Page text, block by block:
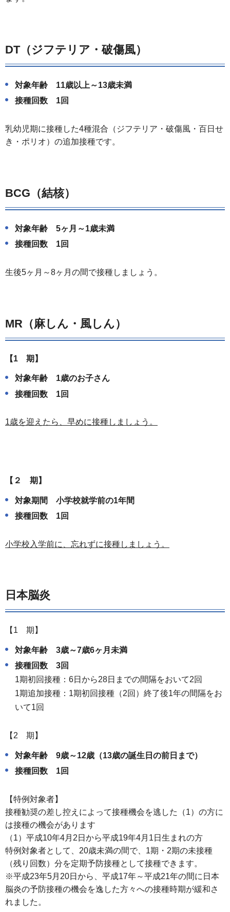
DT（ジフテリア・破傷風）
対象年齢 11歳以上～13歳未満
接種回数 1回
乳幼児期に接種した4種混合（ジフテリア・破傷風・百日せ
き・ポリオ）の追加接種です。
BCG（結核）
対象年齢 5ヶ月～1歳未満
接種回数 1回
生後5ヶ月～8ヶ月の間で接種しましょう。
MR（麻しん・風しん）
【1 期】
対象年齢 1歳のお子さん
接種回数 1回
1歳を迎えたら、早めに接種しましょう。
【２ 期】
対象期間 小学校就学前の1年間
接種回数 1回
小学校入学前に、忘れずに接種しましょう。
日本脳炎
【1 期】
対象年齢 3歳～7歳6ヶ月未満
接種回数 3回
1期初回接種：6日から28日までの間隔をおいて2回
1期追加接種：1期初回接種（2回）終了後1年の間隔をお
いて1回
【2 期】
対象年齢 9歳～12歳（13歳の誕生日の前日まで）
接種回数 1回
【特例対象者】
接種勧奨の差し控えによって接種機会を逃した（1）の方に
は接種の機会があります
（1）平成10年4月2日から平成19年4月1日生まれの方
特例対象者として、20歳未満の間で、1期・2期の未接種
（残り回数）分を定期予防接種として接種できます。
※平成23年5月20日から、平成17年～平成21年の間に日本
脳炎の予防接種の機会を逸した方々への接種時期が緩和さ
れました。